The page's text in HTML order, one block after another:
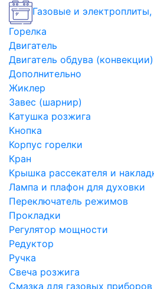
Газовые и электроплиты,
Горелка
Двигатель
Двигатель обдува (конвекции)
Дополнительно
Жиклер
Завес (шарнир)
Катушка розжига
Кнопка
Корпус горелки
Кран
Крышка рассекателя и
Лампа и плафон для духовки
Переключатель режимов
Прокладки
Регулятор мощности
Редуктор
Ручка
Свеча розжига
Смазка для газовых приборов